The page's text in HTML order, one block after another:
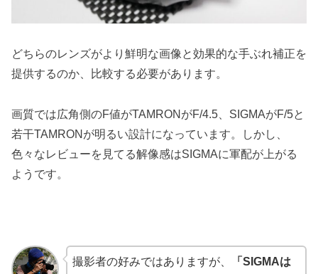
どちらのレンズがより鮮明な画像と効果的な手ぶれ補正を
提供するのか、比較する必要があります。
画質では広角側のF値がTAMRONがF/4.5、SIGMAがF/5と
若干TAMRONが明るい設計になっています。しかし、
色々なレビューを見てる解像感はSIGMAに軍配が上がる
ようです。
撮影者の好みではありますが、
「SIGMAは